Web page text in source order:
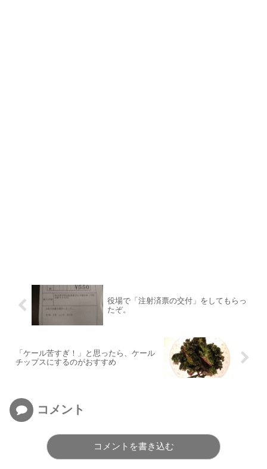
役場で「注射済票の交付」をしてもらっ
たぞ。
「ケール苦すぎ！」と思ったら、ケール
チップスにするのがおすすめ
コメント
コメントを書き込む